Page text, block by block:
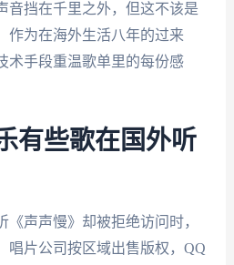
音挡在千里之外，但这不该是
作为在海外生活八年的过来
术手段重温歌单里的每份感
有些歌在国外听
《声声慢》却被拒绝访问时，
唱片公司按区域出售版权，QQ